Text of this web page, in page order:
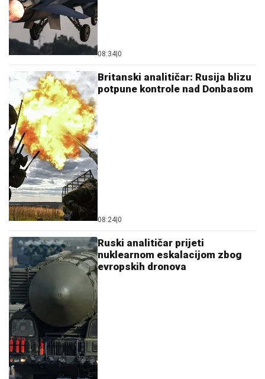
08:34 0
Britanski analitičar: Rusija blizu
potpune kontrole nad Donbasom
08:24 0
Ruski analitičar prijeti
nuklearnom eskalacijom zbog
evropskih dronova